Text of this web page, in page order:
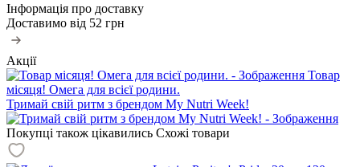
Інформація про доставку
Доставимо від 52 грн
Акції
Товар
місяця! Омега для всієї родини.
Тримай свій ритм з брендом My Nutri Week!
Покупці також цікавились Схожі товари